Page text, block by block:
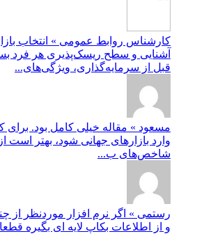
کارشناس روابط عمومی » انتخاب
آشنایی و سطح ریسک‌پذیری هر فرد
قبل از سرمایه‌گذاری، ویژگی‌های...
مسعود » مقاله خیلی کامل بود.
وارد بازارهای جهانی شود، بهتر است
شاخص‌های ب...
رستمی » اگر نرم افزار موردنظر از
و از اطلاعات بکاپ لایه ای بگیره